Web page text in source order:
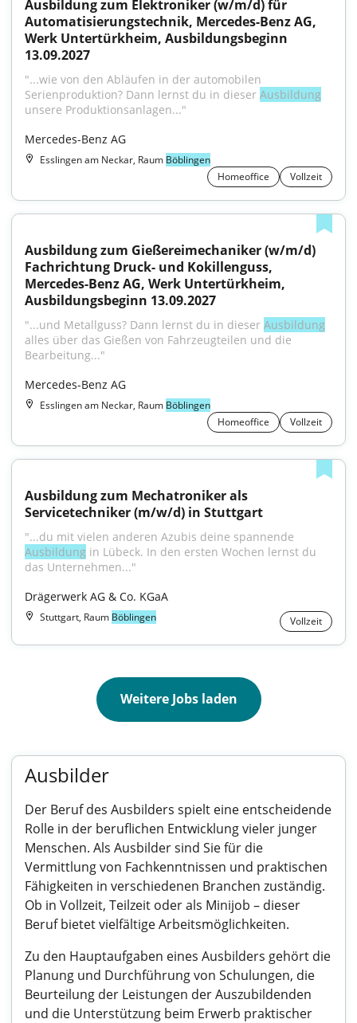
Ausbildung zum Elektroniker (w/m/d) für
Automatisierungstechnik, Mercedes-Benz AG,
Werk Untertürkheim, Ausbildungsbeginn
13.09.2027
"...wie von den Abläufen in der automobilen
Serienproduktion? Dann lernst du in dieser Ausbildung
unsere Produktionsanlagen..."
Mercedes-Benz AG
Esslingen am Neckar, Raum Böblingen
Homeoffice
Vollzeit
Ausbildung zum Gießereimechaniker (w/m/d)
Fachrichtung Druck- und Kokillenguss,
Mercedes-Benz AG, Werk Untertürkheim,
Ausbildungsbeginn 13.09.2027
"...und Metallguss? Dann lernst du in dieser Ausbildung
alles über das Gießen von Fahrzeugteilen und die
Bearbeitung..."
Mercedes-Benz AG
Esslingen am Neckar, Raum Böblingen
Homeoffice
Vollzeit
Ausbildung zum Mechatroniker als
Servicetechniker (m/w/d) in Stuttgart
Ausbildung in Lübeck. In den ersten Wochen lernst du
das Unternehmen..."
Drägerwerk AG & Co. KGaA
Stuttgart, Raum Böblingen Vollzeit
Weitere Jobs laden
Ausbilder
Der Beruf des Ausbilders spielt eine entscheidende
Rolle in der beruflichen Entwicklung vieler junger
Menschen. Als Ausbilder sind Sie für die
Vermittlung von Fachkenntnissen und praktischen
Fähigkeiten in verschiedenen Branchen zuständig.
Ob in Vollzeit, Teilzeit oder als Minijob – dieser
Beruf bietet vielfältige Arbeitsmöglichkeiten.
Zu den Hauptaufgaben eines Ausbilders gehört die
Planung und Durchführung von Schulungen, die
Beurteilung der Leistungen der Auszubildenden
und die Unterstützung beim Erwerb praktischer